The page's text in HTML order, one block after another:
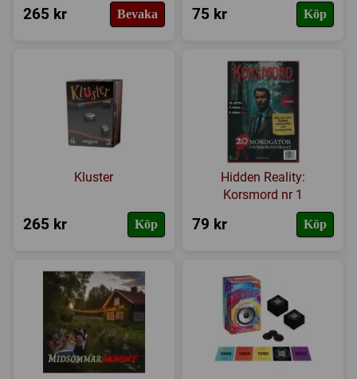
265 kr Bevaka 75 kr Köp
Kluster
265 kr Köp
Hidden Reality:
Korsmord nr 1
79 kr Köp